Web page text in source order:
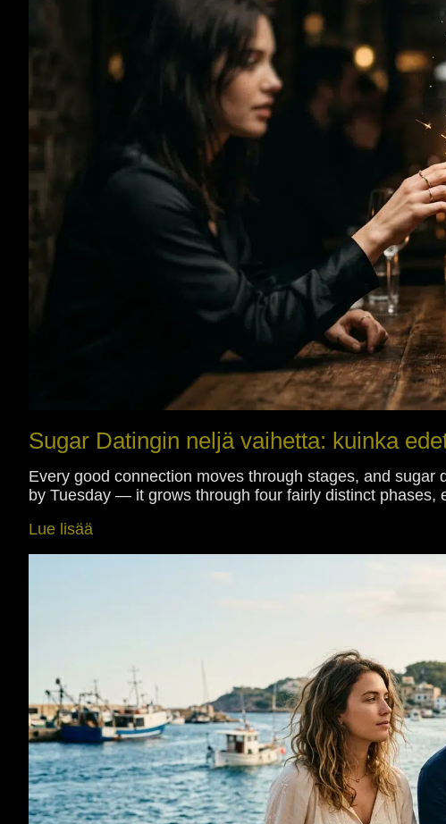
Sugar Datingin neljä vaihetta: kuinka
Every good connection moves through stages, and sugar
by Tuesday — it grows through four fairly distinct phases,
Lue lisää